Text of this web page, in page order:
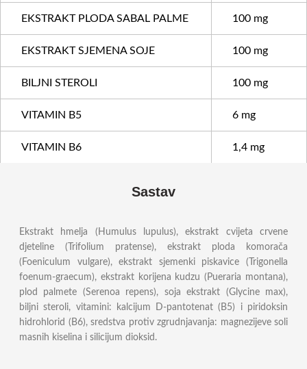
EKSTRAKT PLODA SABAL PALME 100 mg
EKSTRAKT SJEMENA SOJE 100 mg
BILJNI STEROLI 100 mg
VITAMIN B5 6 mg
VITAMIN B6 1,4 mg
Sastav
Ekstrakt hmelja (Humulus lupulus), ekstrakt cvijeta crvene
djeteline (Trifolium pratense), ekstrakt ploda komorača
(Foeniculum vulgare), ekstrakt sjemenki piskavice (Trigonella
foenum-graecum), ekstrakt korijena kudzu (Pueraria montana),
plod palmete (Serenoa repens), soja ekstrakt (Glycine max),
biljni steroli, vitamini: kalcijum D-pantotenat (B5) i piridoksin
hidrohlorid (B6), sredstva protiv zgrudnjavanja: magnezijeve soli
masnih kiselina i silicijum dioksid.